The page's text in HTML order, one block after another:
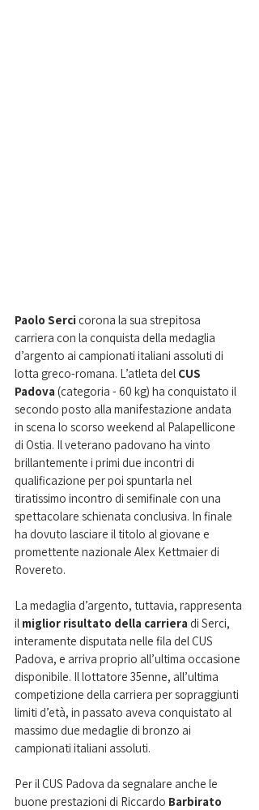
Paolo Serci corona la sua strepitosa
carriera con la conquista della medaglia
d’argento ai campionati italiani assoluti di
lotta greco-romana. L’atleta del CUS
Padova (categoria - 60 kg) ha conquistato il
secondo posto alla manifestazione andata
in scena lo scorso weekend al Palapellicone
di Ostia. Il veterano padovano ha vinto
brillantemente i primi due incontri di
qualificazione per poi spuntarla nel
tiratissimo incontro di semifinale con una
spettacolare schienata conclusiva. In finale
ha dovuto lasciare il titolo al giovane e
promettente nazionale Alex Kettmaier di
Rovereto.
La medaglia d’argento, tuttavia, rappresenta
il miglior risultato della carriera di Serci,
interamente disputata nelle fila del CUS
Padova, e arriva proprio all’ultima occasione
disponibile. Il lottatore 35enne, all’ultima
competizione della carriera per sopraggiunti
limiti d’età, in passato aveva conquistato al
massimo due medaglie di bronzo ai
campionati italiani assoluti.
Per il CUS Padova da segnalare anche le
buone prestazioni di Riccardo Barbirato